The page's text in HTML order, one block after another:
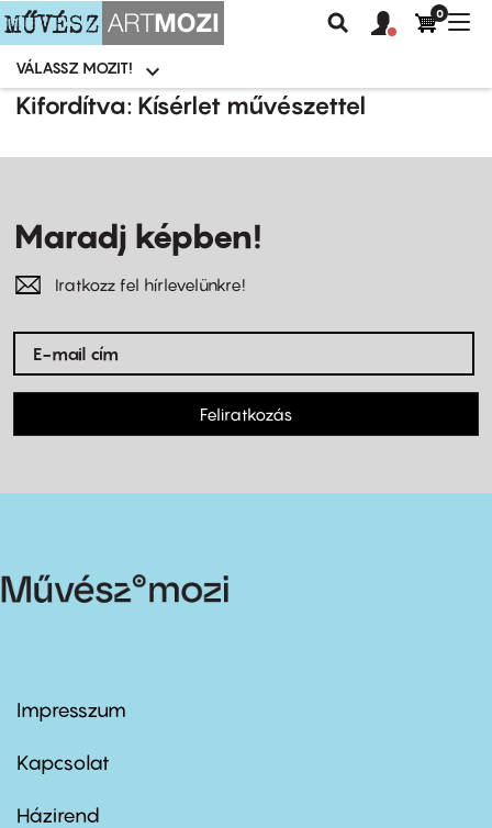
Ugrás
Moziválasztó
menü
VÁLASSZ MOZIT!
Keresés
Felhasználói
fiók
0
Kifordítva: Kísérlet művészettel
Maradj képben!
Iratkozz fel hírlevelünkre!
Feliratkozás
Footer
first
Impresszum
Kapcsolat
Footer
Házirend